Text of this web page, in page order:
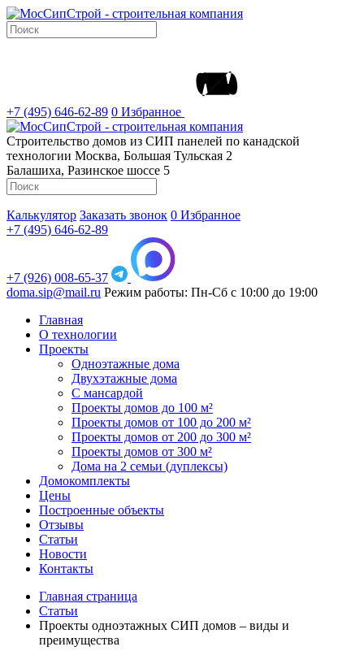
+7 (495) 646-62-89 0 Избранное
Строительство домов из СИП панелей по канадской
технологии Москва, Большая Тульская 2
Балашиха, Разинское шоссе 5
Калькулятор Заказать звонок 0 Избранное
+7 (495) 646-62-89
+7 (926) 008-65-37
doma.sip@mail.ru Режим работы: Пн-Сб с 10:00 до 19:00
Главная
О технологии
Проекты
Одноэтажные дома
Двухэтажные дома
С мансардой
Проекты домов до 100 м²
Проекты домов от 100 до 200 м²
Проекты домов от 200 до 300 м²
Проекты домов от 300 м²
Дома на 2 семьи (дуплексы)
Домокомплекты
Цены
Построенные объекты
Отзывы
Статьи
Новости
Контакты
Главная страница
Статьи
Проекты одноэтажных СИП домов – виды и
преимущества